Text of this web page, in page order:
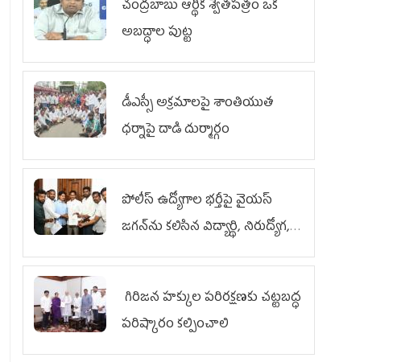
చంద్రబాబు ఆర్థిక శ్వేతపత్రం ఒక
అబద్ధాల పుట్ట
డీఎస్సీ అక్రమాలపై శాంతియుత
ధర్నాపై దాడి దుర్మార్గం
పోలీస్ ఉద్యోగాల భర్తీపై వైయస్
జగన్‌ను కలిసిన విద్యార్థి, నిరుద్యోగ,
యువజన జేఏసీ
గిరిజన హక్కుల పరిరక్షణకు చట్టబద్ధ
పరిష్కారం కల్పించాలి